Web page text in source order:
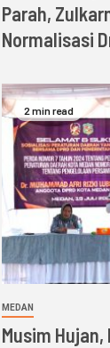
Parah,
Normalisasi
2 min read
MEDAN
Musim